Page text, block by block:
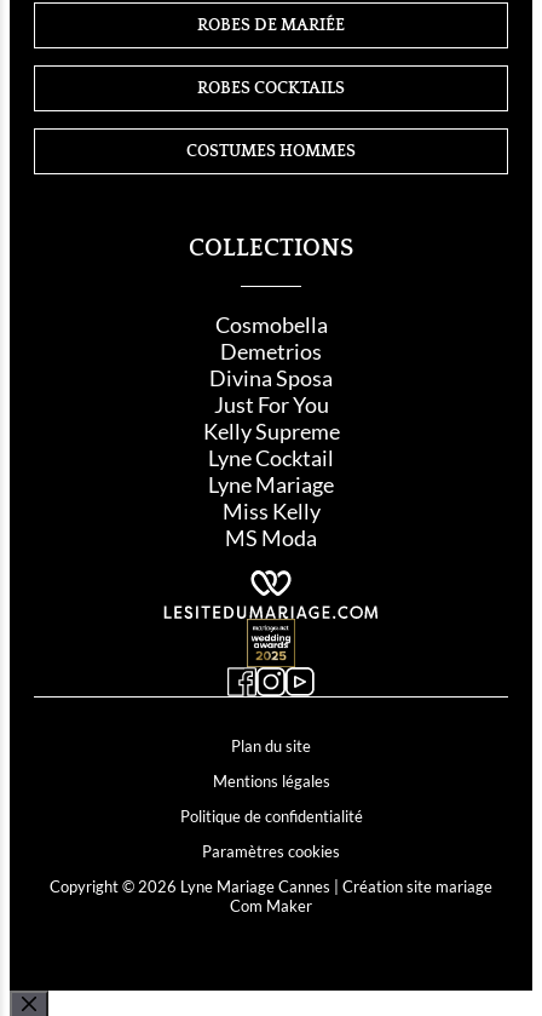
COLLECTIONS
Cosmobella
Demetrios
Divina Sposa
Just For You
Kelly Supreme
Lyne Cocktail
Lyne Mariage
Miss Kelly
MS Moda
ROBES DE MARIÉE
ROBES COCKTAILS
COSTUMES HOMMES
Plan du site
Mentions légales
Politique de confidentialité
Paramètres cookies
Copyright © 2026 Lyne Mariage Cannes | Création site mariage
Com Maker